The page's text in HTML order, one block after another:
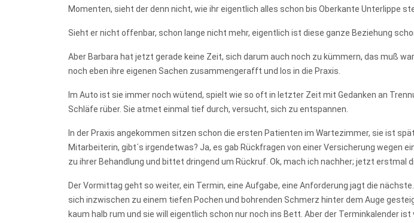
Momenten, sieht der denn nicht, wie ihr eigentlich alles schon bis Oberkante Unterlippe
Sieht er nicht offenbar, schon lange nicht mehr, eigentlich ist diese ganze Beziehung
Aber Barbara hat jetzt gerade keine Zeit, sich darum auch noch zu kümmern, das muß
noch eben ihre eigenen Sachen zusammengerafft und los in die Praxis.
Im Auto ist sie immer noch wütend, spielt wie so oft in letzter Zeit mit Gedanken an
Schläfe rüber. Sie atmet einmal tief durch, versucht, sich zu entspannen.
In der Praxis angekommen sitzen schon die ersten Patienten im Wartezimmer, sie ist
Mitarbeiterin, gibt´s irgendetwas? Ja, es gab Rückfragen von einer Versicherung wegen
zu ihrer Behandlung und bittet dringend um Rückruf. Ok, mach ich nachher; jetzt erstmal
Der Vormittag geht so weiter, ein Termin, eine Aufgabe, eine Anforderung jagt die
sich inzwischen zu einem tiefen Pochen und bohrenden Schmerz hinter dem Auge
kaum halb rum und sie will eigentlich schon nur noch ins Bett. Aber der Terminkalender